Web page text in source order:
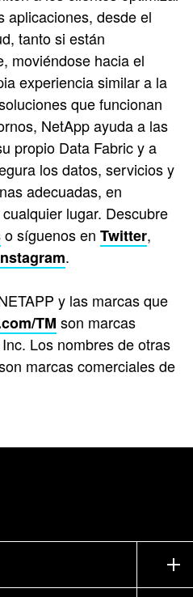
aplicaciones, desde el
tanto si están
moviéndose hacia el
experiencia similar a la
que funcionan
NetApp ayuda a las
propio Data Fabric y a
los datos, servicios y
adecuadas, en
lugar. Descubre
o síguenos en Twitter,
.
y las marcas que
TM son marcas
Los nombres de otras
marcas comerciales de